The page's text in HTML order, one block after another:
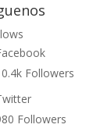
Followers
Followers